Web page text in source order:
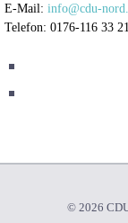
E-Mail: info@cdu-
Telefon: 0176-116 33
© 2026